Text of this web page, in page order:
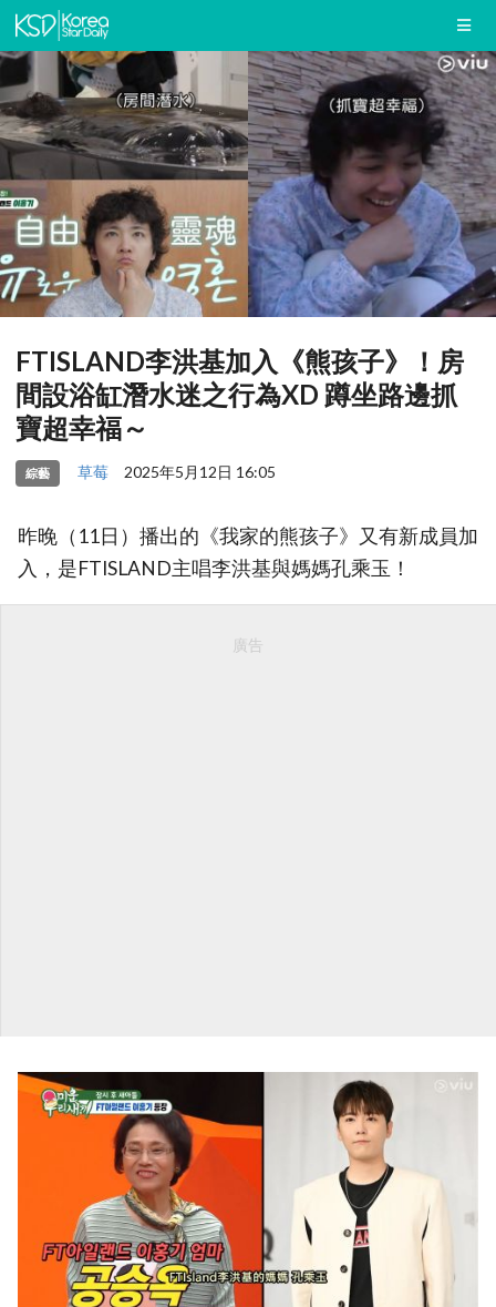
FTISLAND李洪基加入《熊孩子》！房
間設浴缸潛水迷之行為XD 蹲坐路邊抓
寶超幸福～
綜藝 草莓 2025年5月12日 16:05
昨晚（11日）播出的《我家的熊孩子》又有新成員加
入，是FTISLAND主唱李洪基與媽媽孔乘玉！
廣告